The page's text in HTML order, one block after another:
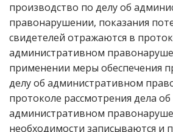
производство по делу об
правонарушении, показания
свидетелей отражаются в
административном
применении меры обеспечения
делу об административном
протоколе рассмотрения дела об
административном
необходимости записываются и